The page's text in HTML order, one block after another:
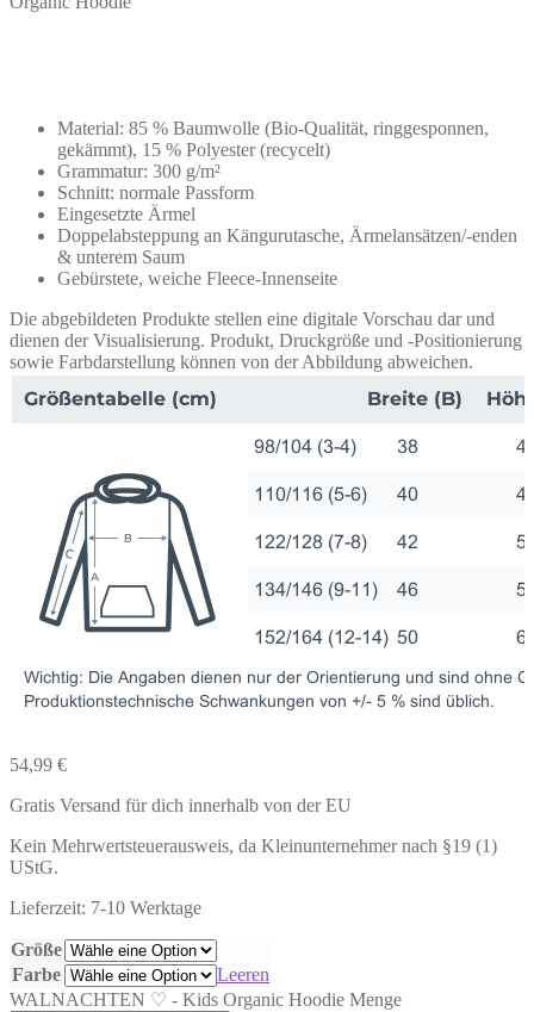
Material: 85 % Baumwolle (Bio-Qualität, ringgesponnen,
gekämmt), 15 % Polyester (recycelt)
Grammatur: 300 g/m²
Schnitt: normale Passform
Eingesetzte Ärmel
Doppelabsteppung an Kängurutasche, Ärmelansätzen/-enden
& unterem Saum
Gebürstete, weiche Fleece-Innenseite
Die abgebildeten Produkte stellen eine digitale Vorschau dar und
dienen der Visualisierung. Produkt, Druckgröße und -Positionierung
sowie Farbdarstellung können von der Abbildung abweichen.
54,99 €
Gratis Versand für dich innerhalb von der EU
Kein Mehrwertsteuerausweis, da Kleinunternehmer nach §19 (1)
UStG.
Lieferzeit: 7-10 Werktage
Größe
Farbe
Leeren
WALNACHTEN ♡ - Kids Organic Hoodie Menge